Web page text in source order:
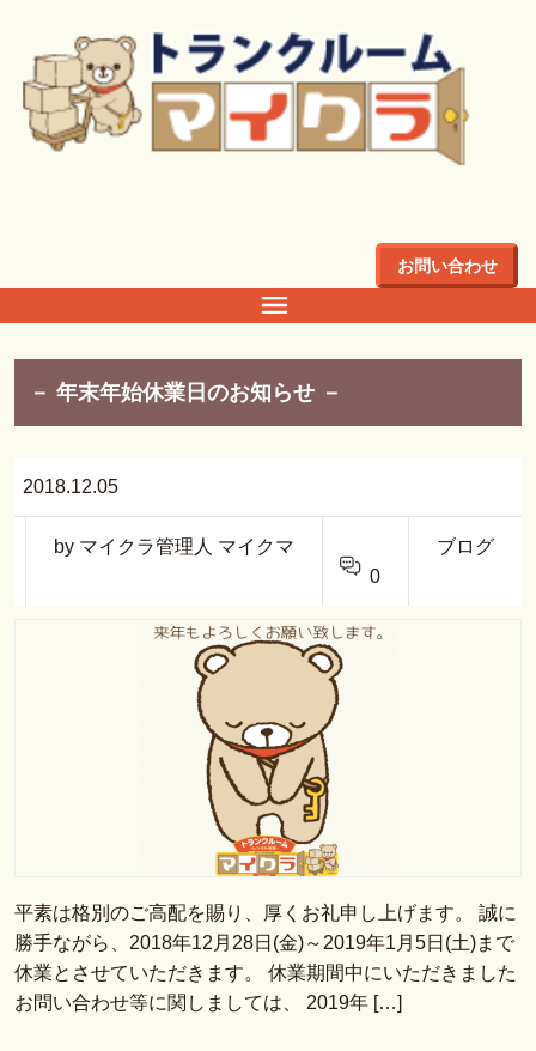
お問い合わせ
－ 年末年始休業日のお知らせ －
2018.12.05
by マイクラ管理人 マイクマ
0
ブログ
平素は格別のご高配を賜り、厚くお礼申し上げます。 誠に
勝手ながら、2018年12月28日(金)～2019年1月5日(土)まで
休業とさせていただきます。 休業期間中にいただきました
お問い合わせ等に関しましては、 2019年 […]